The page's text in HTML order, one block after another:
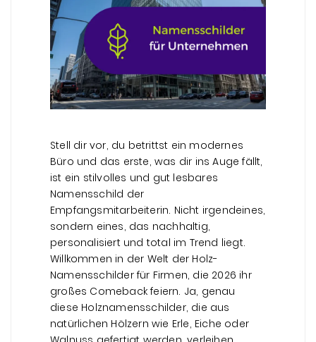
Stell dir vor, du betrittst ein modernes
Büro und das erste, was dir ins Auge fällt,
ist ein stilvolles und gut lesbares
Namensschild der
Empfangsmitarbeiterin. Nicht irgendeines,
sondern eines, das nachhaltig,
personalisiert und total im Trend liegt.
Willkommen in der Welt der Holz-
Namensschilder für Firmen, die 2026 ihr
großes Comeback feiern. Ja, genau
diese Holznamensschilder, die aus
natürlichen Hölzern wie Erle, Eiche oder